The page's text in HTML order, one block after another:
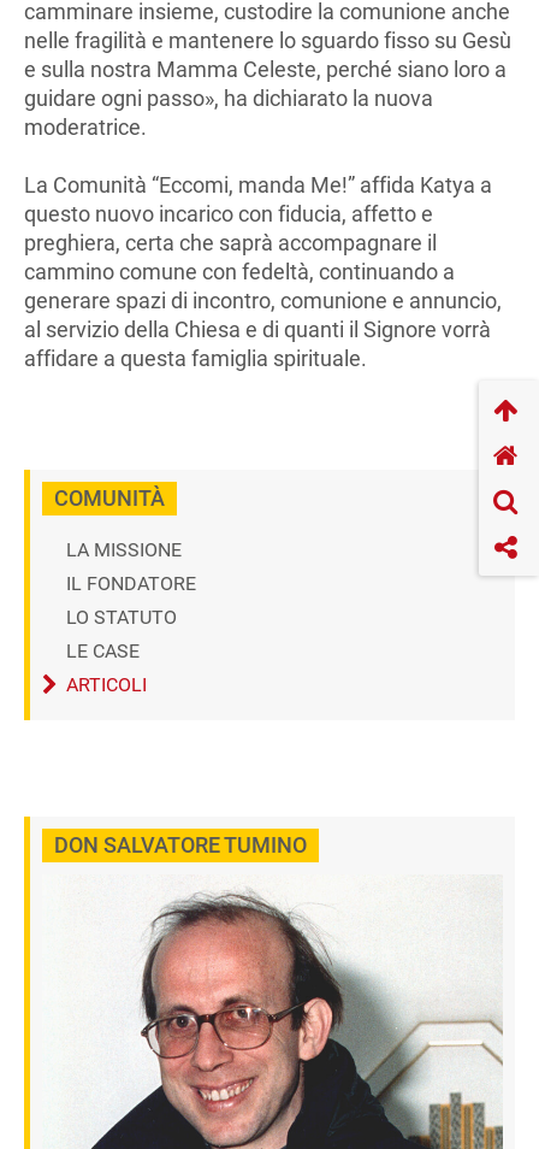
camminare insieme, custodire la comunione anche
nelle fragilità e mantenere lo sguardo fisso su Gesù
e sulla nostra Mamma Celeste, perché siano loro a
guidare ogni passo», ha dichiarato la nuova
moderatrice.
La Comunità “Eccomi, manda Me!” affida Katya a
questo nuovo incarico con fiducia, affetto e
preghiera, certa che saprà accompagnare il
cammino comune con fedeltà, continuando a
generare spazi di incontro, comunione e annuncio,
al servizio della Chiesa e di quanti il Signore vorrà
affidare a questa famiglia spirituale.
COMUNITÀ
LA MISSIONE
IL FONDATORE
LO STATUTO
LE CASE
ARTICOLI
DON SALVATORE TUMINO